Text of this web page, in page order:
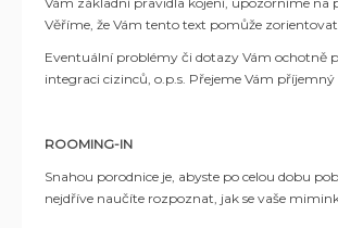
Věříme, že Vám tento text pomůže
Eventuální problémy či dotazy Vám ochotně
integraci cizinců, o.p.s. Přejeme Vám
ROOMING-IN
Snahou porodnice je, abyste po celou dobu
nejdříve naučíte rozpoznat, jak se vaše